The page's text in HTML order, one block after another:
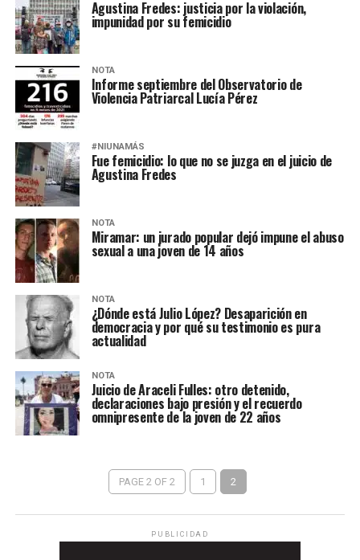
Agustina Fredes: justicia por la violación,
impunidad por su femicidio
NOTA
Informe septiembre del Observatorio de
Violencia Patriarcal Lucía Pérez
#NIUNAMÁS
Fue femicidio: lo que no se juzga en el juicio de
Agustina Fredes
NOTA
Miramar: un jurado popular dejó impune el abuso
sexual a una joven de 14 años
NOTA
¿Dónde está Julio López? Desaparición en
democracia y por qué su testimonio es pura
actualidad
NOTA
Juicio de Araceli Fulles: otro detenido,
declaraciones bajo presión y el recuerdo
omnipresente de la joven de 22 años
PAGE 2 OF 2 1 2
PUBLICIDAD